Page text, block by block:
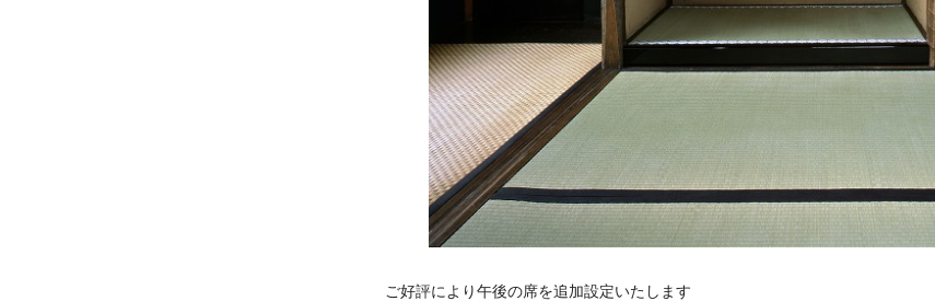
ご好評により午後の席を追加設